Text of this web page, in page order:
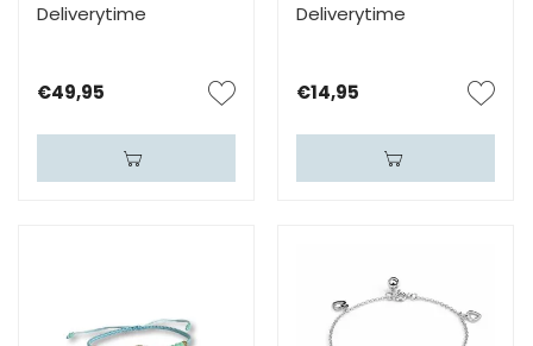
Deliverytime
€49,95
Deliverytime
€14,95